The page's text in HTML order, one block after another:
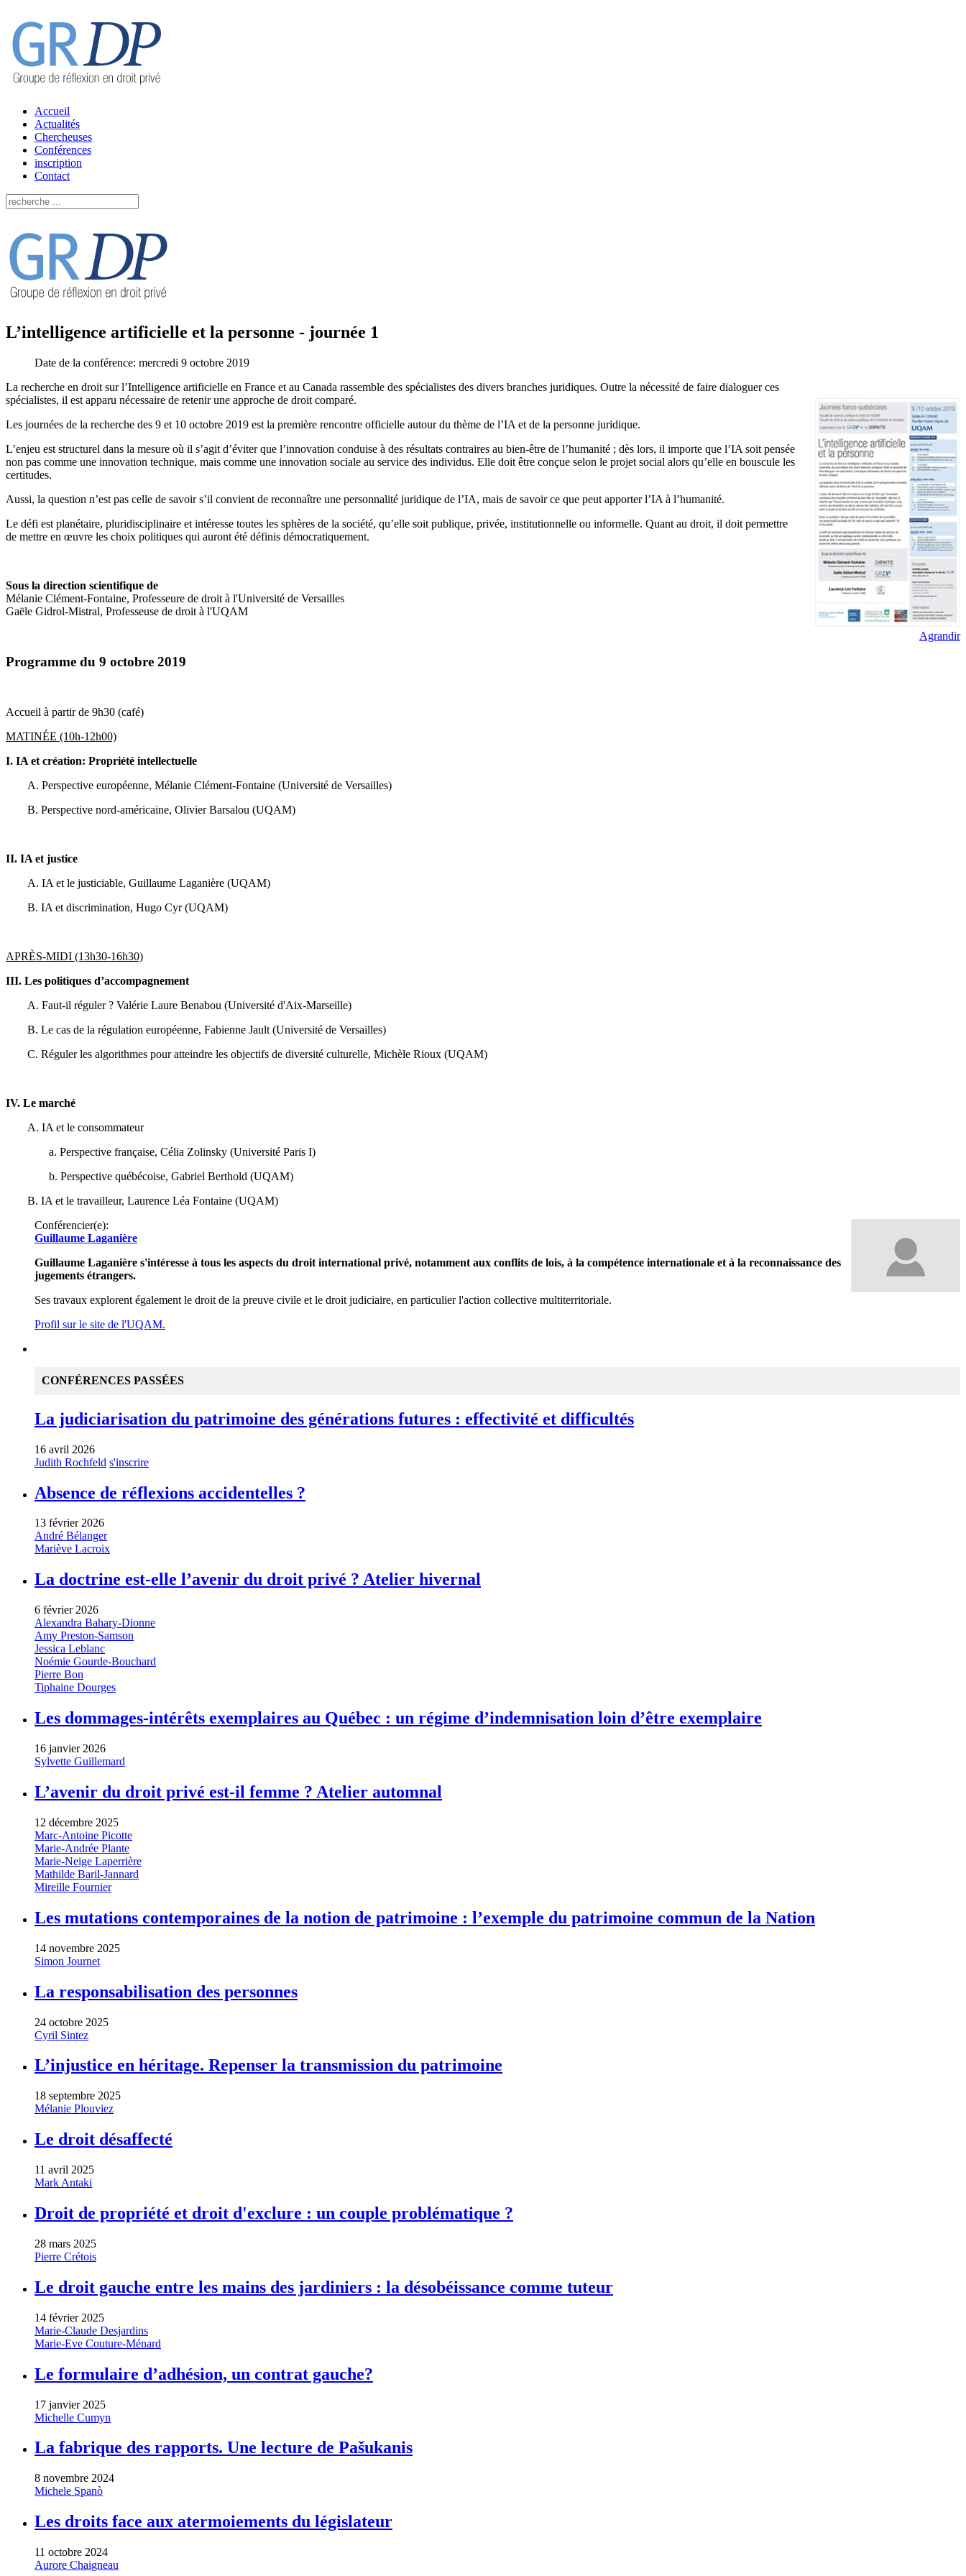
Accueil
Actualités
Chercheuses
Conférences
inscription
Contact
L’intelligence artificielle et la personne - journée 1
Date de la conférence: mercredi 9 octobre 2019
Agrandir
La recherche en droit sur l’Intelligence artificielle en France et au Canada rassemble des spécialistes des divers branches juridiques. Outre la nécessité de faire dialoguer ces
spécialistes, il est apparu nécessaire de retenir une approche de droit comparé.
Les journées de la recherche des 9 et 10 octobre 2019 est la première rencontre officielle autour du thème de l’IA et de la personne juridique.
L’enjeu est structurel dans la mesure où il s’agit d’éviter que l’innovation conduise à des résultats contraires au bien-être de l’humanité ; dès lors, il importe que l’IA soit pensée
non pas comme une innovation technique, mais comme une innovation sociale au service des individus. Elle doit être conçue selon le projet social alors qu’elle en bouscule les
certitudes.
Aussi, la question n’est pas celle de savoir s’il convient de reconnaître une personnalité juridique de l’IA, mais de savoir ce que peut apporter l’IA à l’humanité.
Le défi est planétaire, pluridisciplinaire et intéresse toutes les sphères de la société, qu’elle soit publique, privée, institutionnelle ou informelle. Quant au droit, il doit permettre
de mettre en œuvre les choix politiques qui auront été définis démocratiquement.
Sous la direction scientifique de
Mélanie Clément-Fontaine, Professeure de droit à l'Université de Versailles
Gaële Gidrol-Mistral, Professeuse de droit à l'UQAM
Programme du 9 octobre 2019
Accueil à partir de 9h30 (café)
MATINÉE (10h-12h00)
I. IA et création: Propriété intellectuelle
A. Perspective européenne, Mélanie Clément-Fontaine (Université de Versailles)
B. Perspective nord-américaine, Olivier Barsalou (UQAM)
II. IA et justice
A. IA et le justiciable, Guillaume Laganière (UQAM)
B. IA et discrimination, Hugo Cyr(UQAM)
APRÈS-MIDI (13h30-16h30)
III. Les politiques d’accompagnement
A. Faut-il réguler ? Valérie Laure Benabou (Université d'Aix-Marseille)
B. Le cas de la régulation européenne, Fabienne Jault (Université de Versailles)
C. Réguler les algorithmes pour atteindre les objectifs de diversité culturelle, Michèle Rioux (UQAM)
IV. Le marché
A. IA et le consommateur
a. Perspective française, Célia Zolinsky (Université Paris I)
b. Perspective québécoise, Gabriel Berthold (UQAM)
B. IA et le travailleur, Laurence Léa Fontaine (UQAM)
Conférencier(e):
Guillaume Laganière
Guillaume Laganière s'intéresse à tous les aspects du droit international privé, notamment aux conflits de lois, à la compétence internationale et à la reconnaissance des
jugements étrangers.
Ses travaux explorent également le droit de la preuve civile et le droit judiciaire, en particulier l'action collective multiterritoriale.
Profil sur le site de l'UQAM.
CONFÉRENCES PASSÉES
La judiciarisation du patrimoine des générations futures : effectivité et difficultés
16 avril 2026
Judith Rochfeld s'inscrire
Absence de réflexions accidentelles ?
13 février 2026
André Bélanger
Mariève Lacroix
La doctrine est-elle l’avenir du droit privé ? Atelier hivernal
6 février 2026
Alexandra Bahary-Dionne
Amy Preston-Samson
Jessica Leblanc
Noémie Gourde-Bouchard
Pierre Bon
Tiphaine Dourges
Les dommages-intérêts exemplaires au Québec : un régime d’indemnisation loin d’être exemplaire
16 janvier 2026
Sylvette Guillemard
L’avenir du droit privé est-il femme ? Atelier automnal
12 décembre 2025
Marc-Antoine Picotte
Marie-Andrée Plante
Marie-Neige Laperrière
Mathilde Baril-Jannard
Mireille Fournier
Les mutations contemporaines de la notion de patrimoine : l’exemple du patrimoine commun de la Nation
14 novembre 2025
Simon Journet
La responsabilisation des personnes
24 octobre 2025
Cyril Sintez
L’injustice en héritage. Repenser la transmission du patrimoine
18 septembre 2025
Mélanie Plouviez
Le droit désaffecté
11 avril 2025
Mark Antaki
Droit de propriété et droit d'exclure : un couple problématique ?
28 mars 2025
Pierre Crétois
Le droit gauche entre les mains des jardiniers : la désobéissance comme tuteur
14 février 2025
Marie-Claude Desjardins
Marie-Eve Couture-Ménard
Le formulaire d’adhésion, un contrat gauche?
17 janvier 2025
Michelle Cumyn
La fabrique des rapports. Une lecture de Pašukanis
8 novembre 2024
Michele Spanò
Les droits face aux atermoiements du législateur
11 octobre 2024
Aurore Chaigneau